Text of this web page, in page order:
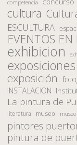
competencia
cultura
ESCULTURA
EVENTOS
exhibicion
exposición
INSTALACION
La pintura de
literatura museo
pintores
pintura de